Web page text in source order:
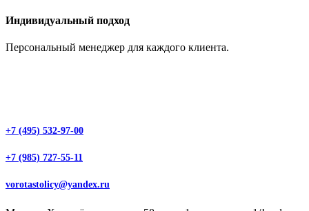
Индивидуальный подход
Персональный менеджер для каждого клиента.
+7 (495) 532-97-00
+7 (985) 727-55-11
vorotastolicy@yandex.ru